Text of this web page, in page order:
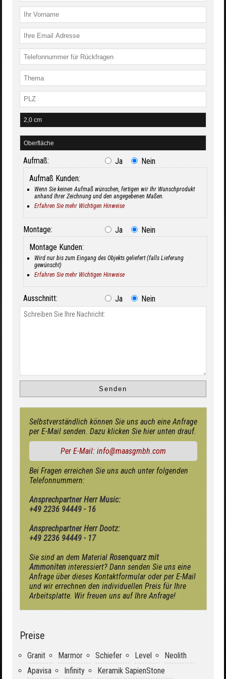
Aufmaß: Ja
Nein
Aufmaß Kunden:
Wenn Sie keinen Aufmaß wünschen, fertigen wir Ihr Wunschprodukt
anhand Ihrer Zeichnung und den angegebenen Maßen.
Erfahren Sie mehr Wichtigen Hinweise
Montage: Ja
Nein
Montage Kunden:
Wird nur bis zum Eingang des Objekts geliefert (falls Lieferung
gewünscht)
Erfahren Sie mehr Wichtigen Hinweise
Ausschnitt: Ja Nein
Selbstverständlich können Sie uns auch eine Anfrage
per E-Mail senden. Dazu klicken Sie hier unten drauf.
Per E-Mail: info@maasgmbh.com
Bei Fragen erreichen Sie uns auch unter folgenden
Telefonnummern:
Ansprechpartner Herr Music:
+49 2236 94449 - 16
Ansprechpartner Herr Dootz:
+49 2236 94449 - 17
Sie sind an dem Material Rosenquarz mit
Ammoniten interessiert? Dann senden Sie uns eine
Anfrage über dieses Kontaktformular oder per E-Mail
und wir errechnen den individuellen Preis für Ihre
Arbeitsplatte. Wir freuen uns auf Ihre Anfrage!
Preise
Granit Marmor Schiefer Level
Neolith
Apavisa
Infinity Keramik SapienStone